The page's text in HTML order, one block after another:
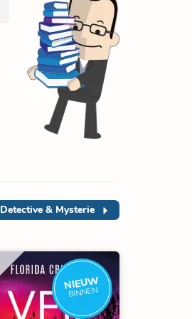
Detective & Mysterie
NIEUW
BINNEN